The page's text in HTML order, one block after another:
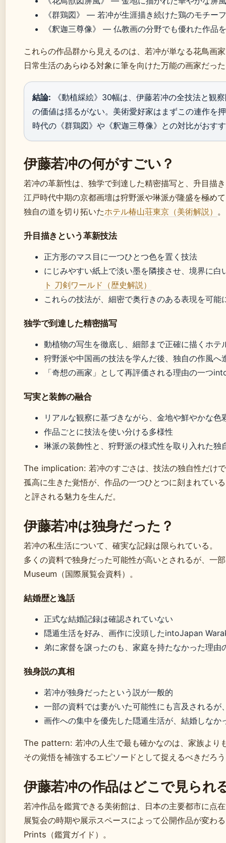
《群鶏図》 — 若冲が生涯描き続けた鶏のモチーフ
《釈迦三尊像》 — 仏教画の分野でも優れた作品
これらの作品群から見えるのは、若冲が単なる花鳥画
日常生活のあらゆる対象に筆を向けた万能の画家だっ
結論: 《動植綵絵》30幅は、伊藤若冲の全技法と観
の価値は揺るがない。美術愛好家はまずこの連作を
時代の《群鶏図》や《釈迦三尊像》との対比がおす
伊藤若冲の何がすごい？
若冲の革新性は、独学で到達した精密描写と、升目描
江戸時代中期の京都画壇は狩野派や琳派が隆盛を極め
独自の道を切り拓いたホテル椿山荘東京（美術解説） 。
升目描きという革新技法
正方形のマス目に一つひとつ色を置く技法
にじみやすい紙上で淡い墨を隣接させ、境界に
ト 刀剣ワールド（歴史解説）
これらの技法が、細密で奥行きのある表現を可能
独学で到達した精密描写
動植物の写生を徹底し、細部まで正確に描くホテ
狩野派や中国画の技法を学んだ後、独自の作風
「奇想の画家」として再評価される理由の一つ
写実と装飾の融合
リアルな観察に基づきながら、金地や鮮やかな色
作品ごとに技法を使い分ける多様性
琳派の装飾性と、狩野派の様式性を取り入れた
The implication: 若冲のすごさは、技法の独自性だけ
孤高に生きた覚悟が、作品の一つひとつに刻まれてい
と評される魅力を生んだ。
伊藤若冲は独身だった？
若冲の私生活について、確実な記録は限られている。
多くの資料で独身だった可能性が高いとされるが、一
Museum（国際展覧会資料）。
結婚歴と逸話
正式な結婚記録は確認されていない
隠遁生活を好み、画作に没頭したintoJapan
弟に家督を譲ったのも、家庭を持たなかった理由
独身説の真相
若冲が独身だったという説が一般的
一部の資料では妻がいた可能性にも言及されるが
画作への集中を優先した隠遁生活が、結婚しなか
The pattern: 若冲の人生で最も確かなのは、家族より
その覚悟を補強するエピソードとして捉えるべきだろ
伊藤若冲の作品はどこで見られ
若冲作品を鑑賞できる美術館は、日本の主要都市に点
展覧会の時期や展示スペースによって公開作品が変わ
Prints（鑑賞ガイド）。